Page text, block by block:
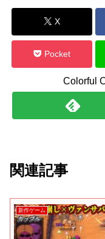
X
Pocket
Colorful
関連記事
新作ゲーム